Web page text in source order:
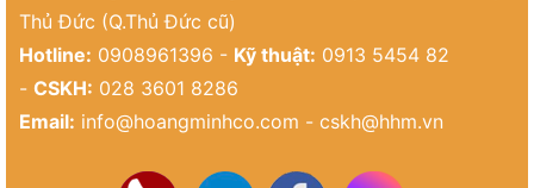
Thủ Đức (Q.Thủ Đức cũ)
Hotline: 0908961396 - Kỹ thuật: 0913 5454 82
- CSKH: 028 3601 8286
Email: info@hoangminhco.com - cskh@hhm.vn